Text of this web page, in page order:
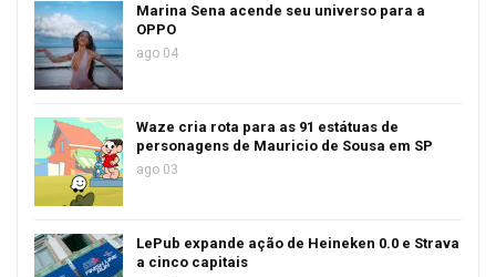
Marina Sena acende seu universo para a
OPPO
ago 04
Waze cria rota para as 91 estátuas de
personagens de Mauricio de Sousa em SP
ago 03
LePub expande ação de Heineken 0.0 e Strava
a cinco capitais